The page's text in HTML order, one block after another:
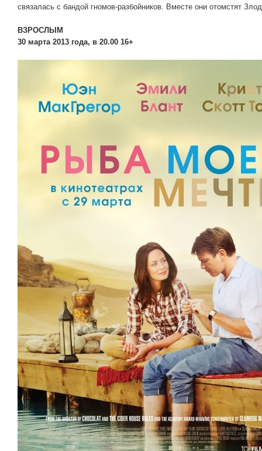
связалась с бандой гномов-разбойников. Вместе они отомстят
ВЗРОСЛЫМ
30 марта 2013 года, в 20.00 16+